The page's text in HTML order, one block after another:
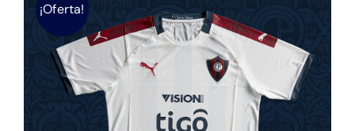
Soporte
¡Oferta!